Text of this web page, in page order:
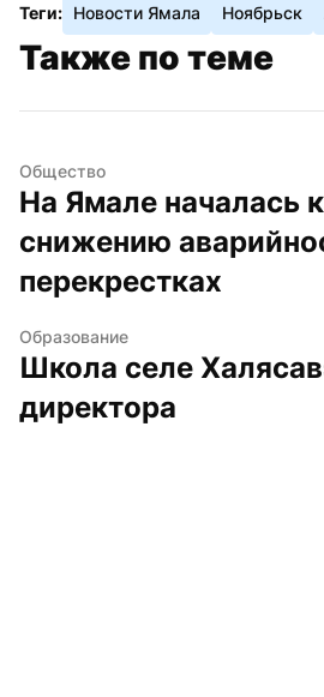
Теги: Новости Ямала Ноябрьск
Также по теме
Общество
На Ямале началась
снижению
перекрестках
Образование
Школа селе
директора